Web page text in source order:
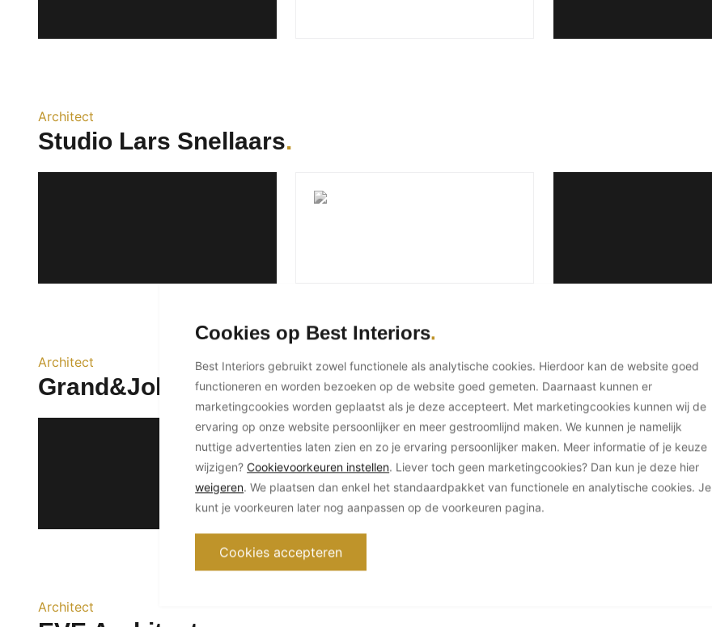
Architect
Studio Lars Snellaars
Architect
Grand&Johnson
Architect
Cookies op Best Interiors
Best Interiors gebruikt zowel functionele als analytische cookies. Hierdoor kan de website goed
functioneren en worden bezoeken op de website goed gemeten. Daarnaast kunnen er
marketingcookies worden geplaatst als je deze accepteert. Met marketingcookies kunnen wij de
ervaring op onze website persoonlijker en meer gestroomlijnd maken. We kunnen je namelijk
nuttige advertenties laten zien en zo je ervaring persoonlijker maken. Meer informatie of je keuze
wijzigen? Cookievoorkeuren instellen. Liever toch geen marketingcookies? Dan kun je deze hier
weigeren. We plaatsen dan enkel het standaardpakket van functionele en analytische cookies. Je
kunt je voorkeuren later nog aanpassen op de voorkeuren pagina.
Cookies accepteren